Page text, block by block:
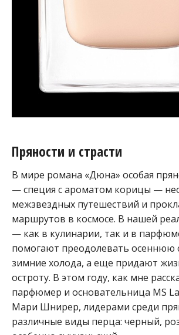
Пряности и страсти
В мире романа «Дюна» особая
— специя с ароматом корицы —
межзвездных путешествий и
маршрутов в космосе. В нашей
— как в кулинарии, так и в
помогают преодолевать осеннюю
зимние холода, а еще придают
остроту. В этом году, как мне
парфюмер и основательница MS
Мари Шнирер, лидерами среди
различные виды перца: черный,